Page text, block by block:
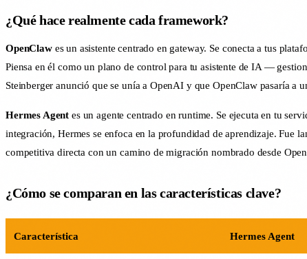
¿Qué hace realmente cada framework?
OpenClawes un asistente centrado en gateway. Se conecta a tus
Piensa en él como un plano de control para tu asistente de IA —
Steinberger anunció que se unía a OpenAI y que OpenClaw pasaría a
Hermes Agent es un agente centrado en runtime. Se ejecuta en tu
integración, Hermes se enfoca en la profundidad de aprendizaje. Fue
competitiva directa con un camino de migración nombrado desde
¿Cómo se comparan en las características clave?
Característica Hermes Agent